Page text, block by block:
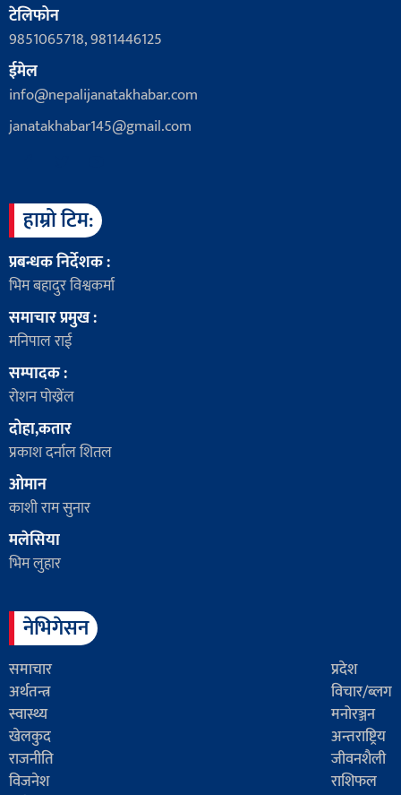
टेलिफोन
9851065718, 9811446125
ईमेल
info@nepalijanatakhabar.com
janatakhabar145@gmail.com
हाम्रो टिम:
प्रबन्धक निर्देशक :
भिम बहादुर विश्वकर्मा
समाचार प्रमुख :
मनिपाल राई
सम्पादक :
रोशन पोख्रेंल
दोहा,कतार
प्रकाश दर्नाल शितल
ओमान
काशी राम सुनार
मलेसिया
भिम लुहार
नेभिगेसन
समाचार
प्रदेश
अर्थतन्त्र
विचार/ब्लग
स्वास्थ्य
मनोरञ्जन
खेलकुद
अन्तराष्ट्रिय
राजनीति
जीवनशैली
विजनेश
राशिफल